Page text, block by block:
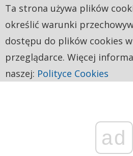
ad
Ta strona używa plików
określić warunki
dostępu do plików cookies
przeglądarce. Więcej
naszej: Polityce Cookies